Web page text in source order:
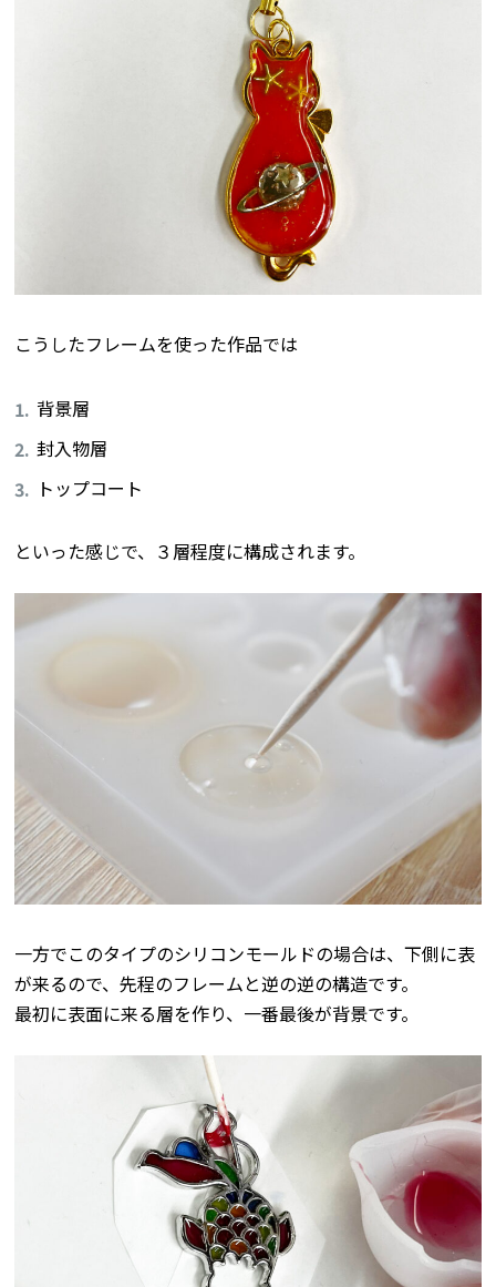
こうしたフレームを使った作品では
背景層
封入物層
トップコート
といった感じで、３層程度に構成されます。
一方でこのタイプのシリコンモールドの場合は、下側に表
が来るので、先程のフレームと逆の逆の構造です。
最初に表面に来る層を作り、一番最後が背景です。